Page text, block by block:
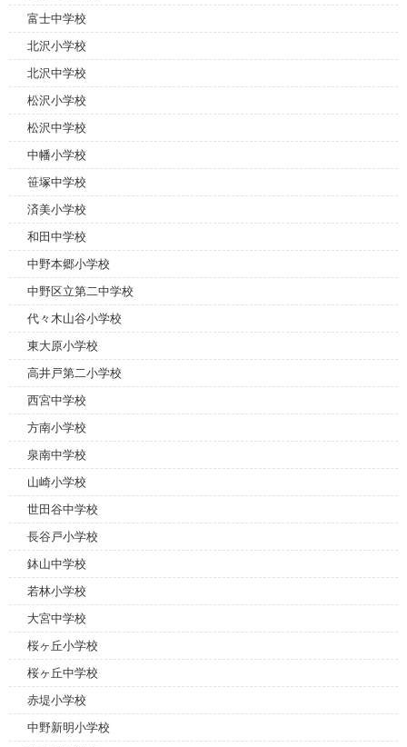
富士中学校
北沢小学校
北沢中学校
松沢小学校
松沢中学校
中幡小学校
笹塚中学校
済美小学校
和田中学校
中野本郷小学校
中野区立第二中学校
代々木山谷小学校
東大原小学校
高井戸第二小学校
西宮中学校
方南小学校
泉南中学校
山崎小学校
世田谷中学校
長谷戸小学校
鉢山中学校
若林小学校
大宮中学校
桜ヶ丘小学校
桜ヶ丘中学校
赤堤小学校
中野新明小学校